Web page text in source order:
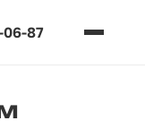
06-87